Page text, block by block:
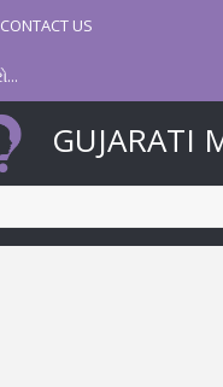
CONTACT US
GUJARATI